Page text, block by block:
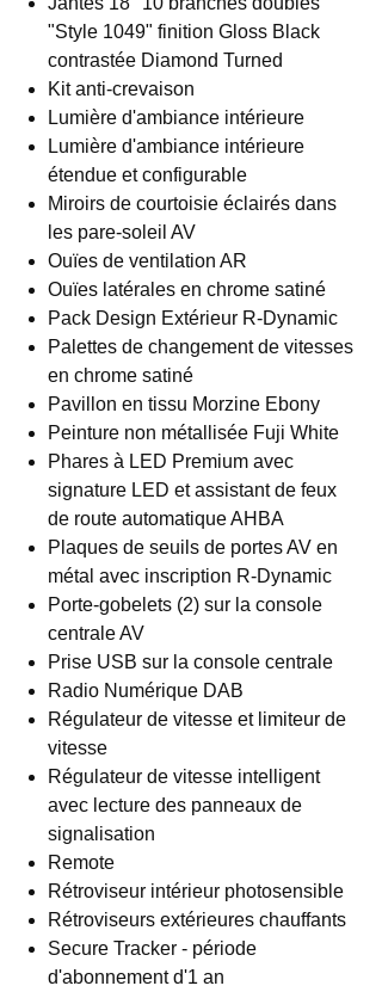
"Style 1049" finition Gloss Black
contrastée Diamond Turned
Kit anti-crevaison
Lumière d'ambiance intérieure
Lumière d'ambiance intérieure
étendue et configurable
Miroirs de courtoisie éclairés dans
les pare-soleil AV
Ouïes de ventilation AR
Ouïes latérales en chrome satiné
Pack Design Extérieur R-Dynamic
Palettes de changement de vitesses
en chrome satiné
Pavillon en tissu Morzine Ebony
Peinture non métallisée Fuji White
Phares à LED Premium avec
signature LED et assistant de feux
de route automatique AHBA
Plaques de seuils de portes AV en
métal avec inscription R-Dynamic
Porte-gobelets (2) sur la console
centrale AV
Prise USB sur la console centrale
Radio Numérique DAB
Régulateur de vitesse et limiteur de
vitesse
Régulateur de vitesse intelligent
avec lecture des panneaux de
signalisation
Remote
Rétroviseur intérieur photosensible
Rétroviseurs extérieures chauffants
Secure Tracker - période
d'abonnement d'1 an